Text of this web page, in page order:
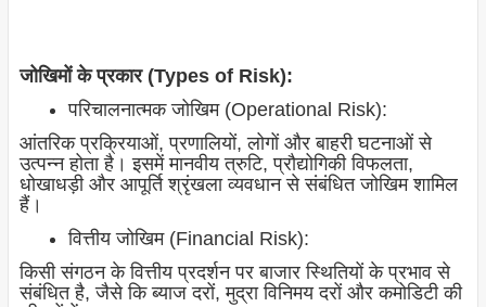
जोखिमों के प्रकार (Types of Risk):
परिचालनात्मक जोखिम (Operational Risk):
आंतरिक प्रक्रियाओं, प्रणालियों, लोगों और बाहरी घटनाओं से
उत्पन्न होता है। इसमें मानवीय त्रुटि, प्रौद्योगिकी विफलता,
धोखाधड़ी और आपूर्ति श्रृंखला व्यवधान से संबंधित जोखिम शामिल
हैं।
वित्तीय जोखिम (Financial Risk):
किसी संगठन के वित्तीय प्रदर्शन पर बाजार स्थितियों के प्रभाव से
संबंधित है, जैसे कि ब्याज दरों, मुद्रा विनिमय दरों और कमोडिटी की